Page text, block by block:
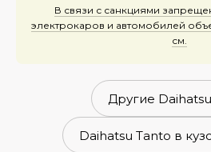
В связи с санкциями
электрокаров и автомобилей
см.
Другие
Daihatsu Tanto в